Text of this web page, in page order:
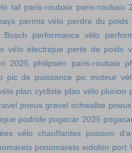
taf paris-roubaix paris-roubaix
permis vélo perdre du poids
Bosch
performance vélo
vélo électrique perte de poids
2025 philipsen paris-roubaix
pic de puissance pic moteur
plan cycliste plan vélo plurion
pneus gravel schwalbe
podride pogacar 2025
vélo chauffantes poisson
ponomarets eidolon port